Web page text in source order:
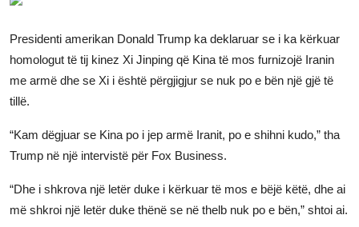
SPORT
SHENDETI
Gallery
Presidenti amerikan Donald Trump ka deklaruar se i ka kërkuar
homologut të tij kinez Xi Jinping që Kina të mos furnizojë Iranin
me armë dhe se Xi i është përgjigjur se nuk po e bën një gjë të
tillë.
“Kam dëgjuar se Kina po i jep armë Iranit, po e shihni kudo,” tha
Trump në një intervistë për Fox Business.
“Dhe i shkrova një letër duke i kërkuar të mos e bëjë këtë, dhe ai
më shkroi një letër duke thënë se në thelb nuk po e bën,” shtoi ai.